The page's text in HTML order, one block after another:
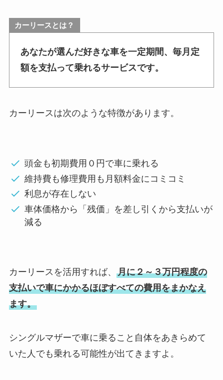
カーリースとは？
あなたが選んだ好きな車を一定期間、毎月定
額を支払って乗れるサービスです。
カーリースは次のような特徴があります。
頭金も初期費用０円で車に乗れる
維持費も修理費用も月額料金にコミコミ
利息が存在しない
車体価格から「残価」を差し引くから支払いが
減る
カーリースを活用すれば、 月に２～３万円程度の
支払いで車にかかるほぼすべての費用をまかなえ
ます。
シングルマザーで車に乗ること自体をあきらめて
いた人でも乗れる可能性が出てきますよ。